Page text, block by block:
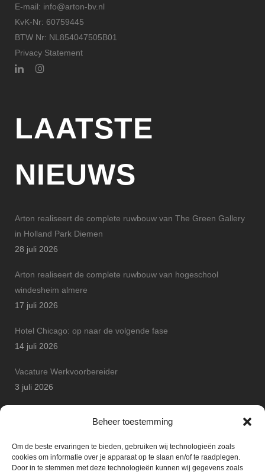
Beheer toestemming
Om de beste ervaringen te bieden, gebruiken wij technologieën zoals
cookies om informatie over je apparaat op te slaan en/of te raadplegen.
Door in te stemmen met deze technologieën kunnen wij gegevens zoals
E-mail: info@arton-bv.nl
KvK-Nr: 60759445
BTW Nr: NL854047505B01
Privacy Statement
LAATSTE
NIEUWS
Arton realiseert de complete ruwbouw van The Green Gallery
in Holland Park Diemen
28 juli 2026
Arton realiseert de complete ruwbouw van hogeschool
windesheim almere
17 juli 2026
Hotel Chicago: op naar de volgende fase
14 juli 2026
Vacature Werkvoorbereider
3 juli 2026